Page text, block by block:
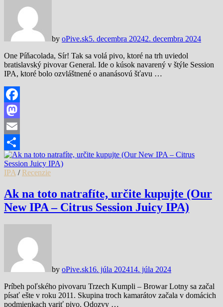
by oPive.sk5. decembra 20242. decembra 2024
One Píňacolada, Sír! Tak sa volá pivo, ktoré na trh uviedol
bratislavský pivovar General. Ide o kúsok navarený v štýle Session
IPA, ktoré bolo ozvláštnené o ananásovú šťavu …
Facebook
Mastodon
Email
Share
IPA / Recenzie
Ak na toto natrafíte, určite kupujte (Our
New IPA – Citrus Session Juicy IPA)
by oPive.sk16. júla 202414. júla 2024
Príbeh poľského pivovaru Trzech Kumpli – Browar Lotny sa začal
písať ešte v roku 2011. Skupina troch kamarátov začala v domácich
podmienkach variť pivo. Odozvy …